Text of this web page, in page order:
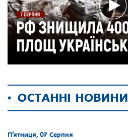
ОСТАННІ НОВИНИ
П’ятниця, 07 Серпня